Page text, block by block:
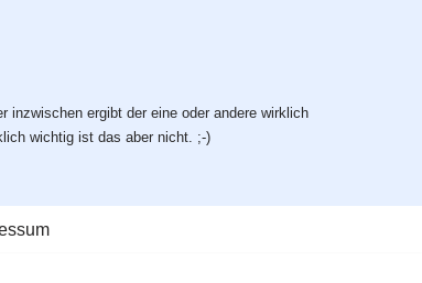
ergibt der eine oder andere wirklich
wichtig ist das aber nicht. ;-)